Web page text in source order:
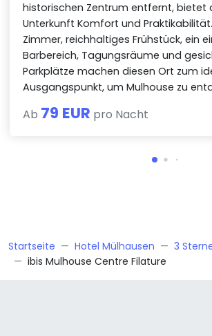
historischen Zentrum entfernt, bietet
Unterkunft Komfort und
Zimmer, reichhaltiges Frühstück, ein
Barbereich, Tagungsräume und
Parkplätze machen diesen Ort zum
Ausgangspunkt, um Mulhouse zu
Ab 79 EUR pro Nacht
Startseite Hotel Mülhausen
3
ibis Mulhouse Centre Filature